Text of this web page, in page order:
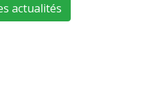
actualités